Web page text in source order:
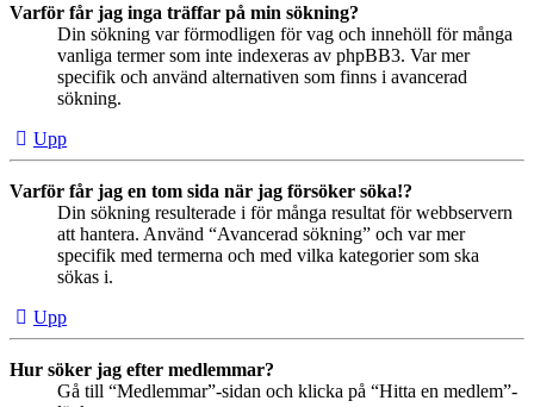
Varför får jag inga träffar på min sökning?
Din sökning var förmodligen för vag och innehöll för många
vanliga termer som inte indexeras av phpBB3. Var mer
specifik och använd alternativen som finns i avancerad
sökning.
Upp
Varför får jag en tom sida när jag försöker söka!?
Din sökning resulterade i för många resultat för webbservern
att hantera. Använd “Avancerad sökning” och var mer
specifik med termerna och med vilka kategorier som ska
sökas i.
Upp
Hur söker jag efter medlemmar?
Gå till “Medlemmar”-sidan och klicka på “Hitta en medlem”-